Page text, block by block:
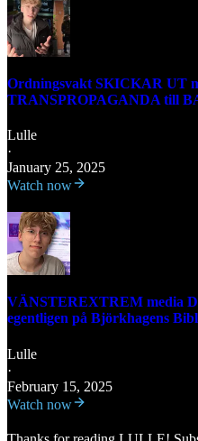
Ordningsvakt SKICKAR UT
TRANSPROPAGANDA till
Lulle
·
January 25, 2025
Watch now
VÄNSTEREXTREM media
egentligen på Björkhagens
Lulle
·
February 15, 2025
Watch now